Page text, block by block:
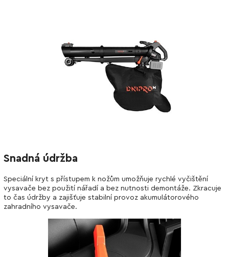
Snadná údržba
Speciální kryt s přístupem k nožům umožňuje rychlé vyčištění
vysavače bez použití nářadí a bez nutnosti demontáže. Zkracuje
to čas údržby a zajišťuje stabilní provoz akumulátorového
zahradního vysavače.